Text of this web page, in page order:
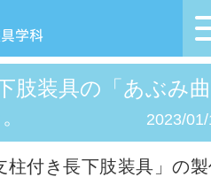
肢装具の「あぶみ曲
2023/
柱付き長下肢装具」の